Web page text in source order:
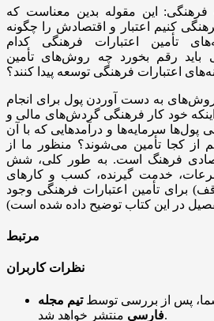
فرهنگی: این مقوله بدین معناست که
کنیم اعتبار و اقتصادش را چگونه
تأمین اعتبارات فرهنگی کدام
باید رقم بخورد چه روش‌های تأمین
اعتبارات فرهنگی توسعه پیدا کنند؟
به دست آوردن پول برای انجام
خود کار فرهنگی گردش‌های مالی و
پول‌ها سرمایه‌ها و درآمدهایی که با آن
از کجا تأمین می‌شوند؟ منظور ما از
فرهنگ است. به طور کلی، شش
، خدمت گیرنده، کسب و کارهای
برای تأمین اعتبارات فرهنگی وجود
مرتبط
نظرات کاربران
پس از بررسی توسطتیم مجله
فارسیمنتشر خواهد شد.